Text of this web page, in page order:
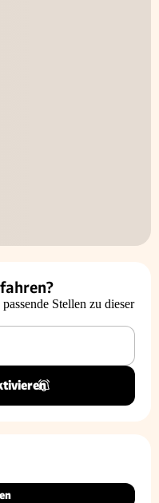
Stellen zu dieser